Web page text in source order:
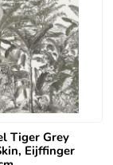
Tiger Grey
Eijffinger